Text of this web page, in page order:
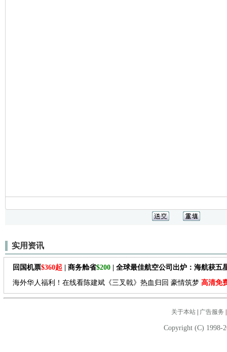
实用资讯
回国机票$360起 | 商务舱省$200 | 全球最佳航空公司出炉：海航获五
海外华人福利！在线看陈建斌《三叉戟》热血归回 豪情筑梦 高清免
关于本站| 广告服务
Copyright (C) 1998-